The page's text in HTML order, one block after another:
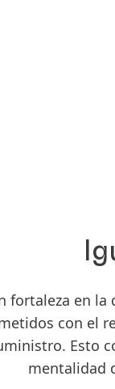
fortaleza en
con el
Esto
mentalidad